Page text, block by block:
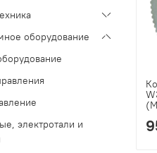
оборудование
электротали и